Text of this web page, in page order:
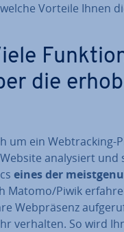
Vorteile Ihnen
die
um ein Web­track­ing-
ana­ly­siert
eines der
Piwik
Web­prä­senz
verhalten. So wird